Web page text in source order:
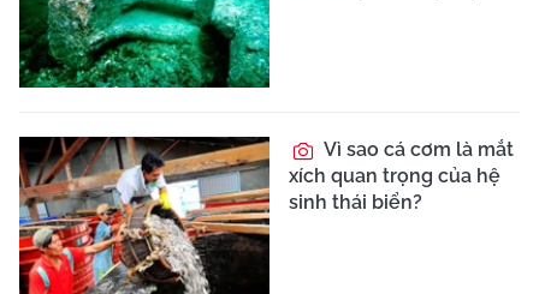
Vì sao cá cơm là mắt
xích quan trọng của hệ
sinh thái biển?